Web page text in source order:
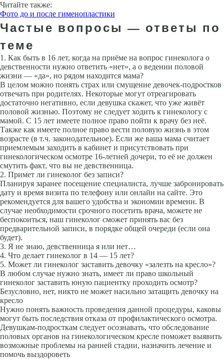
Читайте также:
Фото до и после гименопластики
Частые вопросы — ответы по
теме
1. Как быть в 16 лет, когда на приёме на вопрос гинеколога о
девственности нужно ответить «нет», а о ведении половой
жизни — «да», но рядом находится мама?
В целом можно понять страх или смущение девочек-подростков
отвечать при родителях. Некоторые могут отреагировать
достаточно негативно, если девушка скажет, что уже живёт
половой жизнью. Поэтому не следует ходить к гинекологу с
мамой. С 15 лет имеете полное право пойти к врачу без неё.
Также как имеете полное право вести половую жизнь в этом
возрасте (в т.ч. законодательное). Если же ваша мама считает
приемлемым заходить в кабинет и присутствовать при
гинекологическом осмотре 16-летней дочери, то её не должен
смутить факт, что вы не девственница.
2. Примет ли гинеколог без записи?
Планируя заранее посещение специалиста, лучше забронировать
дату и время визита по телефону или онлайн на сайте. Это
рекомендуется для вашего удобства и экономии времени. В
случае необходимости срочного посетить врача, можете не
беспокоиться, наш гинеколог сможет принять вас без
предварительной записи, в порядке общей очереди (если она
будет).
3. Я не знаю, девственница я или нет…
4. Что делает гинеколог в 14 — 15 лет?
5. Может ли гинеколог заставить девочку «залезть на кресло»?
В любом случае нужно знать, имеет ли право школьный
гинеколог заставить юную пациентку проходить осмотр?
Безусловно, нет, никто не может насильно затащить девочку на
кресло
Нужно понять важность проведения данной процедуры, каковы
могут быть последствия отказа от профилактического осмотра.
Девушкам-подросткам следует осознавать, что обследование
половых органов на гинекологическом кресле поможет выявить
возможные проблемы на ранней стадии, назначить лечение и
помочь выздороветь